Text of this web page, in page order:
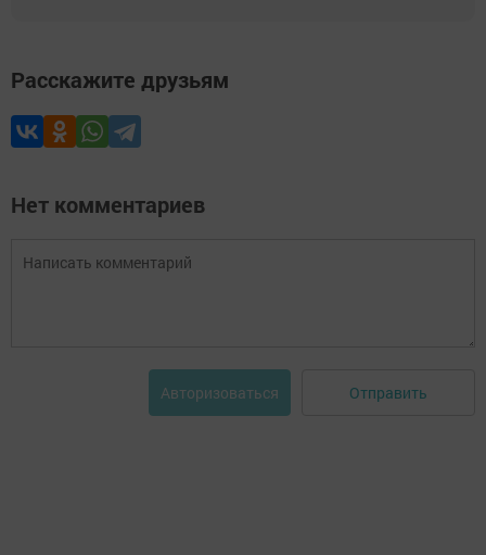
Расскажите друзьям
Нет комментариев
Авторизоваться Отправить